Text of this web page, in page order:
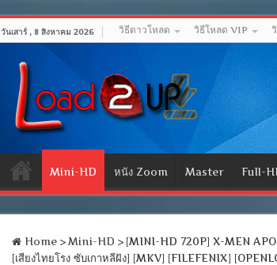
วันเสาร์ , 8 สิงหาคม 2026 วิธีดาวโหลด วิธีโหลด VIP
Mini-HD หนัง Zoom Master Full-
Home > Mini-HD > [MINI-HD 720P] X-MEN
[เสียงไทยโรง ซับเกาหลีฝัง] [MKV] [FILEFENIX]